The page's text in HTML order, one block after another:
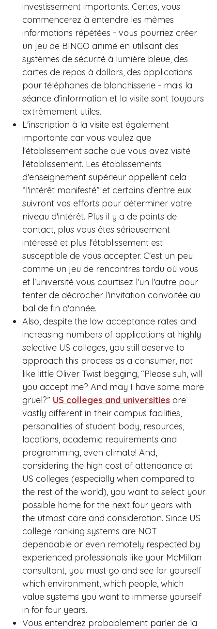
investissement importants. Certes, vous
commencerez à entendre les mêmes
informations répétées - vous pourriez créer
un jeu de BINGO animé en utilisant des
systèmes de sécurité à lumière bleue, des
cartes de repas à dollars, des applications
pour téléphones de blanchisserie - mais la
séance d'information et la visite sont toujours
extrêmement utiles.
L'inscription à la visite est également
importante car vous voulez que
l'établissement sache que vous avez visité
l'établissement. Les établissements
d'enseignement supérieur appellent cela
“l'intérêt manifesté” et certains d'entre eux
suivront vos efforts pour déterminer votre
niveau d'intérêt. Plus il y a de points de
contact, plus vous êtes sérieusement
intéressé et plus l'établissement est
susceptible de vous accepter. C'est un peu
comme un jeu de rencontres tordu où vous
et l'université vous courtisez l'un l'autre pour
tenter de décrocher l'invitation convoitée au
bal de fin d'année.
Also, despite the low acceptance rates and
increasing numbers of applications at highly
selective US colleges, you still deserve to
approach this process as a consumer, not
like little Oliver Twist begging, “Please suh, will
you accept me? And may I have some more
gruel?” US colleges and universities are
vastly different in their campus facilities,
personalities of student body, resources,
locations, academic requirements and
programming, even climate! And,
considering the high cost of attendance at
US colleges (especially when compared to
the rest of the world), you want to select your
possible home for the next four years with
the utmost care and consideration. Since US
college ranking systems are NOT
dependable or even remotely respected by
experienced professionals like your McMillan
consultant, you must go and see for yourself
which environment, which people, which
value systems you want to immerse yourself
in for four years.
Vous entendrez probablement parler de la